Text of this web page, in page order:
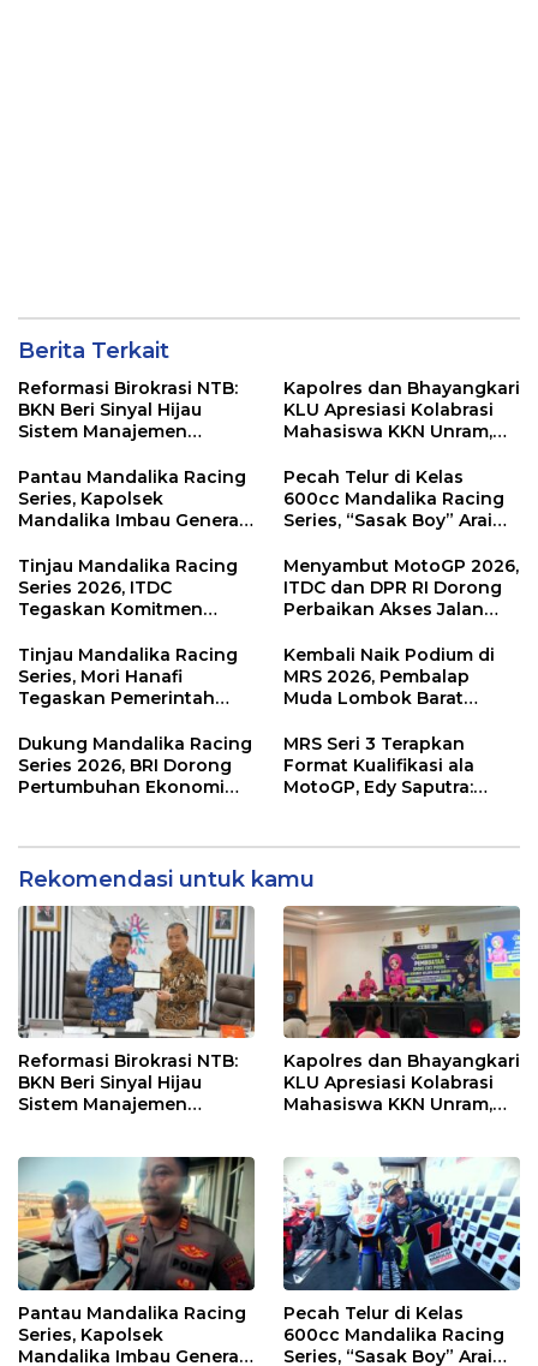
Berita Terkait
Reformasi Birokrasi NTB:
BKN Beri Sinyal Hijau
Sistem Manajemen
Kapolres dan Bhayangkari
KLU Apresiasi Kolabrasi
Mahasiswa KKN Unram,
Sampah Jadi Rupiah
Pantau Mandalika Racing
Series, Kapolsek
Mandalika Imbau Generasi
Sirkuit, Bukan Jalan Raya
Pecah Telur di Kelas
600cc Mandalika Racing
Series, “Sasak Boy” Arai
Kemenangan
Tinjau Mandalika Racing
Series 2026, ITDC
Tegaskan Komitmen
Dampak Ekonomi
Kawasan
Menyambut MotoGP 2026,
ITDC dan DPR RI Dorong
Perbaikan Akses Jalan
di KEK Mandalika
Tinjau Mandalika Racing
Series, Mori Hanafi
Tegaskan Pemerintah
NTB
Kembali Naik Podium di
MRS 2026, Pembalap
Muda Lombok Barat
Menuju Tingkat Asia
Dukung Mandalika Racing
Series 2026, BRI Dorong
Pertumbuhan Ekonomi
MRS Seri 3 Terapkan
Format Kualifikasi ala
MotoGP, Edy Saputra:
Rekomendasi untuk kamu
Reformasi Birokrasi NTB:
BKN Beri Sinyal Hijau
Sistem Manajemen
Kapolres dan Bhayangkari
KLU Apresiasi Kolabrasi
Mahasiswa KKN Unram,
Pantau Mandalika Racing
Series, Kapolsek
Mandalika Imbau Generasi
Pecah Telur di Kelas
600cc Mandalika Racing
Series, “Sasak Boy” Arai